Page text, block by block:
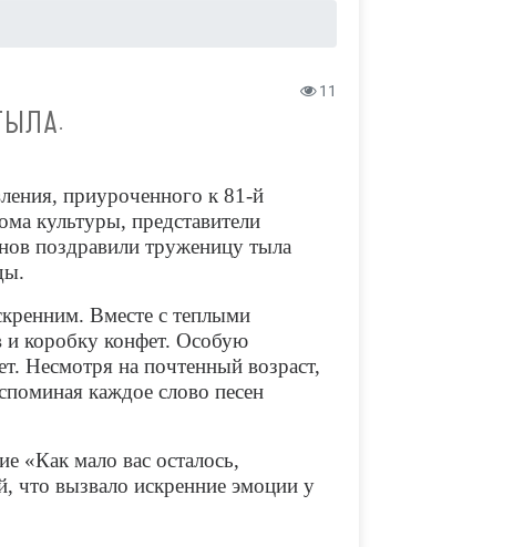
11
приуроченного к 81-й
культуры, представители
поздравили труженицу тыла
Вместе с теплыми
и коробку конфет. Особую
Несмотря на почтенный возраст,
каждое слово песен
«Как мало вас осталось,
что вызвало искренние эмоции у